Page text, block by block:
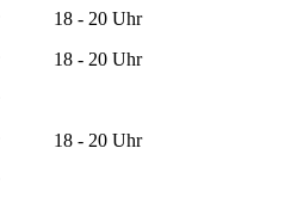
18 - 20 Uhr
18 - 20 Uhr
18 - 20 Uhr